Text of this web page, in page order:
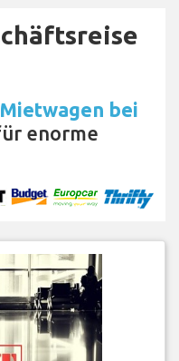
Mietwagen bei
enorme